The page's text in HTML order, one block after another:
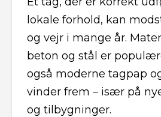
lokale forhold, kan
og vejr i mange år.
beton og stål er
også moderne tagpap
vinder frem – især på
og tilbygninger.